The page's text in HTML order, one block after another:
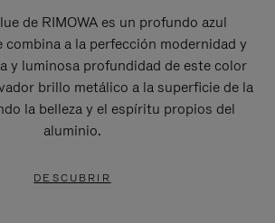
de RIMOWA es un profundo azul
combina a la perfección modernidad y
y luminosa profundidad de este color
brillo metálico a la superficie de la
la belleza y el espíritu propios del
aluminio.
DESCUBRIR